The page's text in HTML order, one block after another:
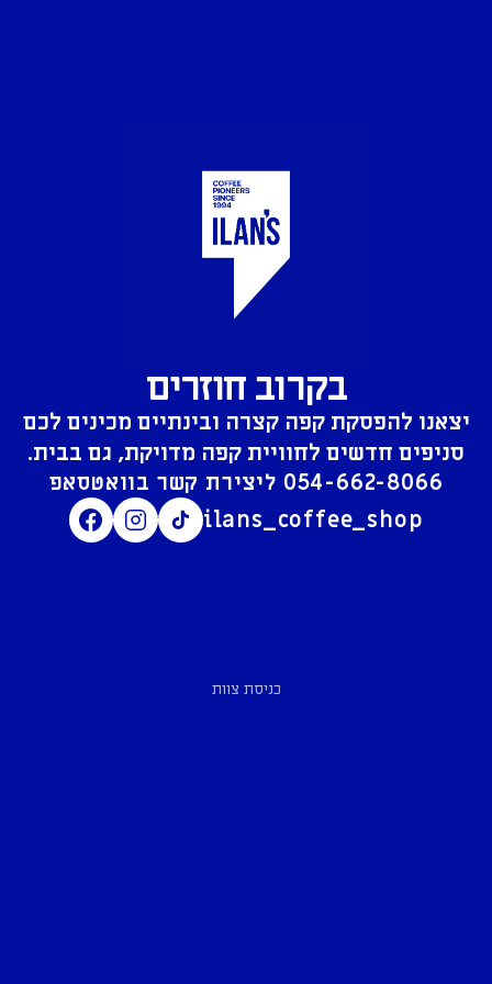
בקרוב חוזרים
יצאנו להפסקת קפה קצרה ובינתיים מכינים לכם
סניפים חדשים לחוויית קפה מדויקת, גם בבית.
054-662-8066
ilans_coffee_shop
כניסת צוות